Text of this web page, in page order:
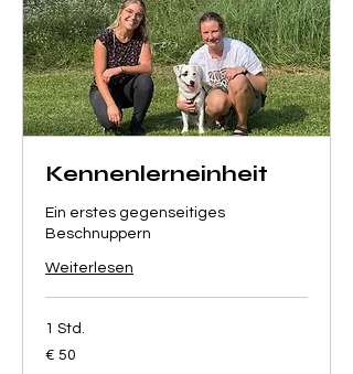
Kennenlerneinheit
Ein erstes gegenseitiges
Beschnuppern
Weiterlesen
1 Std.
50
Euro
€ 50